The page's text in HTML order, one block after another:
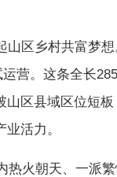
区乡村共富梦想
营。这条全长
山区县域区位短
活力。
火朝天、一派繁